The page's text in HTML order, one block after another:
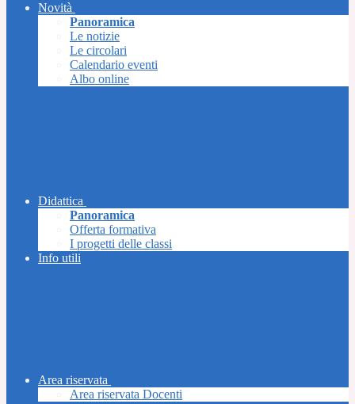
Novità
Panoramica
Le notizie
Le circolari
Calendario eventi
Albo online
Didattica
Panoramica
Offerta formativa
I progetti delle classi
Info utili
Area riservata
Area riservata Docenti